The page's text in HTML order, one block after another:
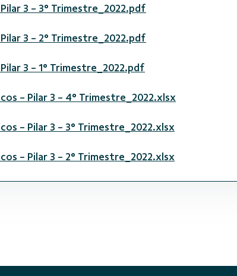
3 - 3° Trimestre_2022.pdf
3 - 2° Trimestre_2022.pdf
3 - 1° Trimestre_2022.pdf
- Pilar 3 - 4° Trimestre_2022.xlsx
- Pilar 3 - 3° Trimestre_2022.xlsx
- Pilar 3 - 2° Trimestre_2022.xlsx